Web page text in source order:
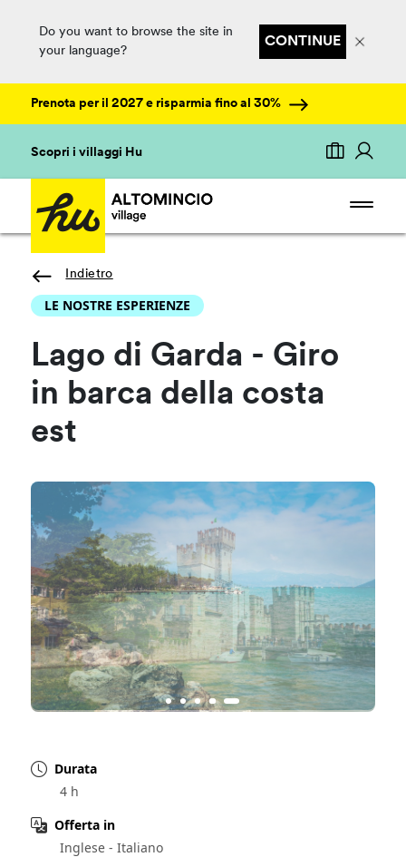
Do you want to browse the site in
your language?
CONTINUE
Prenota per il 2027 e risparmia fino al 30%
Scopri i villaggi Hu
Indietro
LE NOSTRE ESPERIENZE
Lago di Garda - Giro
in barca della costa
est
Durata
4 h
Offerta in
Inglese - Italiano